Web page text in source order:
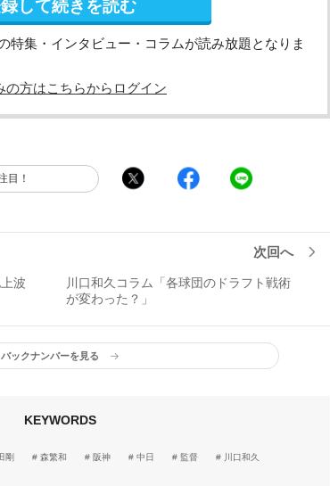
して続きを読む
特集・インタビュー・コラムが読み放題となりま
の方はこちらからログイン
目！
波
次回へ
川口和久コラム「各球団のドラフト戦術
が変わった？」
バックナンバーを見る
KEYWORDS
剛 森繁和 阪神 中日 監督
川口和久